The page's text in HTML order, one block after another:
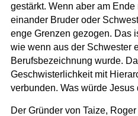
gestärkt. Wenn aber am
einander Bruder oder
enge Grenzen gezogen. Das
wie wenn aus der Schwester
Berufsbezeichnung wurde.
Geschwisterlichkeit mit
verbunden. Was würde Jesus
Der Gründer von Taize,